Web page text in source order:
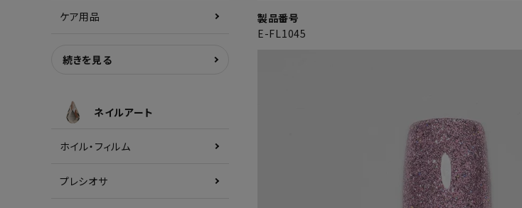
ケア用品
続きを見る
ネイルアート
ホイル・フィルム
プレシオサ
製品番号
E-FL1045